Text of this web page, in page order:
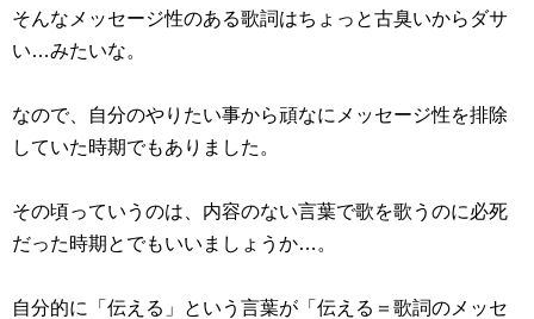
そんなメッセージ性のある歌詞はちょっと古臭いからダサ
い…みたいな。
なので、自分のやりたい事から頑なにメッセージ性を排除
していた時期でもありました。
その頃っていうのは、内容のない言葉で歌を歌うのに必死
だった時期とでもいいましょうか…。
自分的に「伝える」という言葉が「伝える＝歌詞のメッセ